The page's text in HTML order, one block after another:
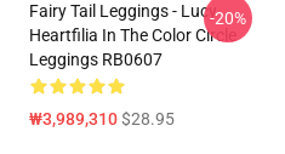
Fairy Tail Leggings - Lucy
Heartfilia In The Color Circle
Leggings RB0607
₩3,989,310$28.95
-20%